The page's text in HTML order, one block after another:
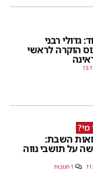
גדולי רבני
הוקרה לראשי
מי?
השבת:
על תושבי נווה
1 תגובות